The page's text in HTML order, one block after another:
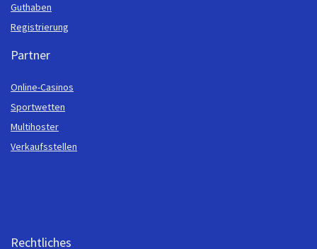
Guthaben
Registrierung
Partner
Online-Casinos
Sportwetten
Multihoster
Verkaufsstellen
Rechtliches